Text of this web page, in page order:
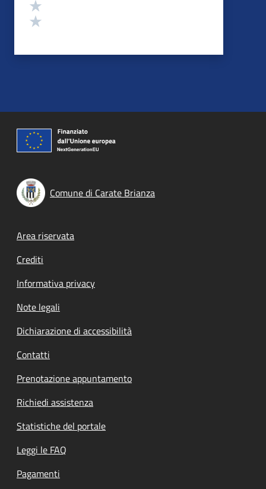
Comune di Carate Brianza
Footer menu
Area riservata
Crediti
Informativa privacy
Note legali
Dichiarazione di accessibilità
Contatti
Prenotazione appuntamento
Richiedi assistenza
Statistiche del portale
Leggi le FAQ
Pagamenti